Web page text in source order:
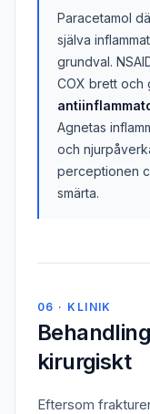
Paracetamol
själva
grundval.
COX brett och
Agnetas
och
perceptionen
smärta.
06 · KLINIK
kirurgiskt
Eftersom